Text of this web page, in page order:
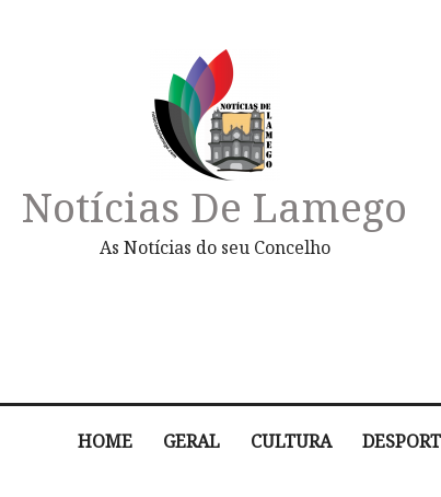
Notícias De Lamego
As Notícias do seu Concelho
HOME GERAL CULTURA